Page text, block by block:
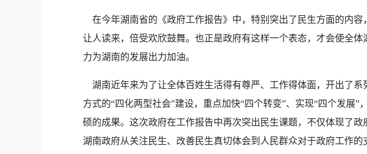
在今年湖南省的《政府工作报告》中，特别突出了民生方面的内容
让人读来，倍受欢欣鼓舞。也正是政府有这样一个表态，才会使全
力为湖南的发展出力加油。
湖南近年来为了让全体百姓生活得有尊严、工作得体面，开出了
方式的“四化两型社会”建设，重点加快“四个转变”、实现“四个发展
硕的成果。这次政府在工作报告中再次突出民生课题，不仅体现了
湖南政府从关注民生、改善民生真切体会到人民群众对于政府工作